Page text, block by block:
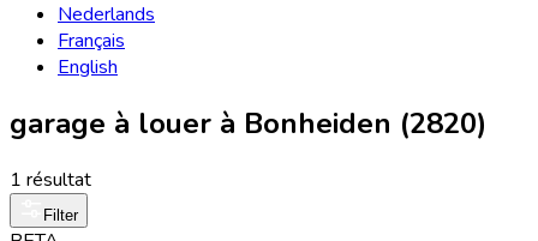
Nederlands
Français
English
garage à louer à Bonheiden (2820)
1 résultat
Filter